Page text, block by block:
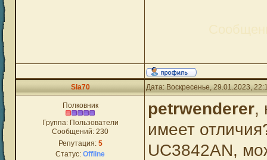
Sla70 Дата: Воскресенье, 29.01.2023,
Полковник
Группа: Пользователи
Сообщений: 230
Репутация: 5
Статус: Offline
petrwenderer,
имеет
UC3842AN,